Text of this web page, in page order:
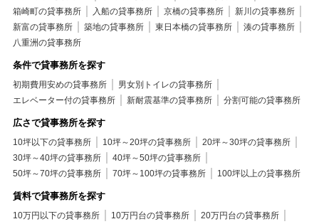
箱崎町の貸事務所
入船の貸事務所 京橋の貸事務所
新川の貸事務所
新富の貸事務所
築地の貸事務所 東日本橋の貸事務所
湊の貸事務所
八重洲の貸事務所
条件で貸事務所を探す
初期費用安めの貸事務所
男女別トイレの貸事務所
エレベーター付の貸事務所
新耐震基準の貸事務所 分割可能の貸事務所
広さで貸事務所を探す
10坪以下の貸事務所 10坪～20坪の貸事務所
20坪～30坪の貸事務所
30坪～40坪の貸事務所
40坪～50坪の貸事務所
50坪～70坪の貸事務所
70坪～100坪の貸事務所 100坪以上の貸事務所
賃料で貸事務所を探す
10万円以下の貸事務所 10万円台の貸事務所
20万円台の貸事務所